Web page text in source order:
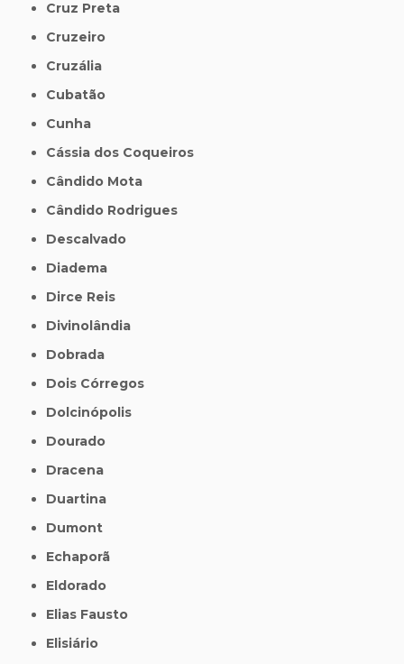
Cruz Preta
Cruzeiro
Cruzália
Cubatão
Cunha
Cássia dos Coqueiros
Cândido Mota
Cândido Rodrigues
Descalvado
Diadema
Dirce Reis
Divinolândia
Dobrada
Dois Córregos
Dolcinópolis
Dourado
Dracena
Duartina
Dumont
Echaporã
Eldorado
Elias Fausto
Elisiário